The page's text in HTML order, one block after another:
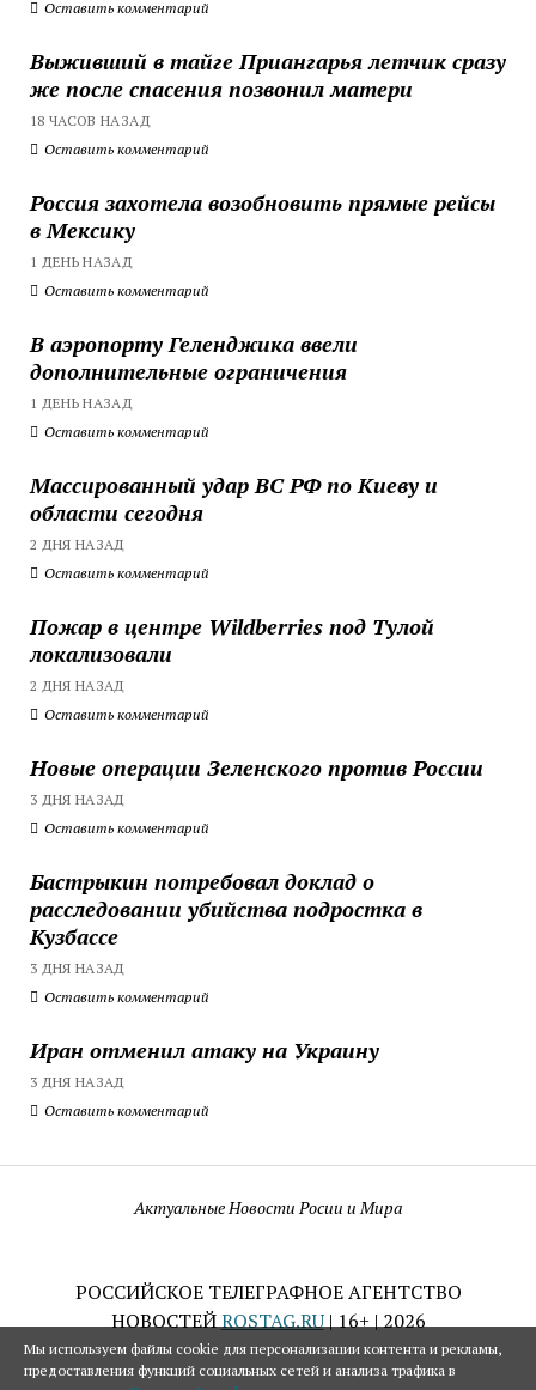
Оставить комментарий
Выживший в тайге Приангарья летчик сразу
же после спасения позвонил матери
18 ЧАСОВ НАЗАД
Оставить комментарий
Россия захотела возобновить прямые рейсы
в Мексику
1 ДЕНЬ НАЗАД
Оставить комментарий
В аэропорту Геленджика ввели
дополнительные ограничения
1 ДЕНЬ НАЗАД
Оставить комментарий
Массированный удар ВС РФ по Киеву и
области сегодня
2 ДНЯ НАЗАД
Оставить комментарий
Пожар в центре Wildberries под Тулой
локализовали
2 ДНЯ НАЗАД
Оставить комментарий
Новые операции Зеленского против России
3 ДНЯ НАЗАД
Оставить комментарий
Бастрыкин потребовал доклад о
расследовании убийства подростка в
Кузбассе
3 ДНЯ НАЗАД
Оставить комментарий
Иран отменил атаку на Украину
3 ДНЯ НАЗАД
Оставить комментарий
Актуальные Новости Росии и Мира
РОССИЙСКОЕ ТЕЛЕГРАФНОЕ АГЕНТСТВО
НОВОСТЕЙROSTAG.RU| 16+ | 2026
Мы используем файлы cookie для персонализации контента и рекламы,
предоставления функций социальных сетей и анализа трафика в